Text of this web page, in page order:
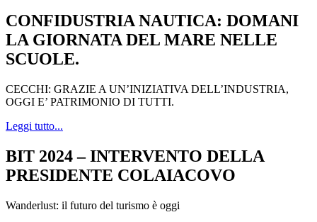
CONFIDUSTRIA NAUTICA: DOMANI
LA GIORNATA DEL MARE NELLE
SCUOLE.
CECCHI: GRAZIE A UN’INIZIATIVA DELL’INDUSTRIA,
OGGI E’ PATRIMONIO DI TUTTI.
Leggi tutto...
BIT 2024 – INTERVENTO DELLA
PRESIDENTE COLAIACOVO
Wanderlust: il futuro del turismo è oggi